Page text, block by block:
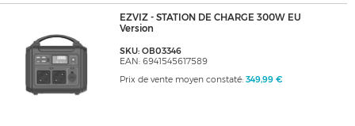
EZVIZ - STATION DE CHARGE 300W EU
Version
SKU: OB03346
EAN: 6941545617589
Prix de vente moyen constaté: 349,99 €